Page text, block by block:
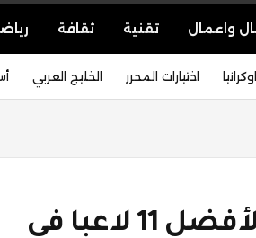
واعمال تقنية ثقافة
اختيارات المحرر الخليج العربي
ريال مدريد يهيمن على تشكيلة الفيفا لأفضل 11 لاعبا في